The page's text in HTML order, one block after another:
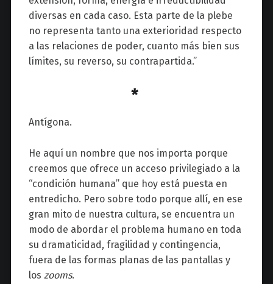
diversas en cada caso. Esta parte de la plebe
no representa tanto una exterioridad respecto
a las relaciones de poder, cuanto más bien sus
límites, su reverso, su contrapartida.”
*
Antígona.
He aquí un nombre que nos importa porque
creemos que ofrece un acceso privilegiado a la
“condición humana” que hoy está puesta en
entredicho. Pero sobre todo porque allí, en ese
gran mito de nuestra cultura, se encuentra un
modo de abordar el problema humano en toda
su dramaticidad, fragilidad y contingencia,
fuera de las formas planas de las pantallas y
los zooms.